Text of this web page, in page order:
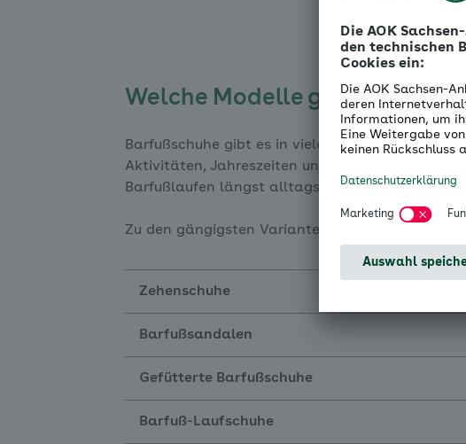
Welche Modelle gibt es?
Barfußschuhe gibt es in vielen verschiedenen
Aktivitäten, Jahreszeiten und persönliche
Barfußlaufen längst alltagstauglich geworden
Zu den gängigsten Varianten zählen:
Zehenschuhe
Barfußsandalen
Gefütterte Barfußschuhe
Barfuß-Laufschuhe